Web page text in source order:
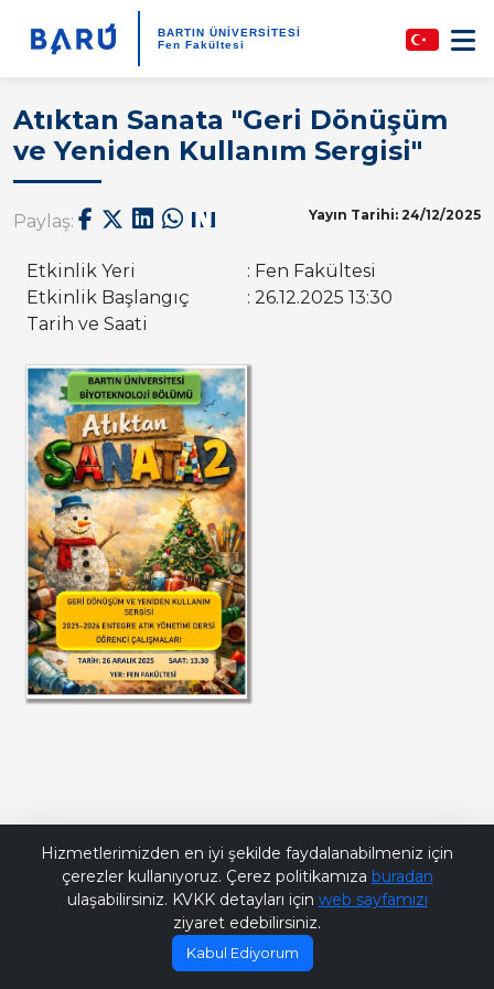
BARTIN ÜNİVERSİTESİ
Fen Fakültesi
Atıktan Sanata "Geri Dönüşüm
ve Yeniden Kullanım Sergisi"
Paylaş: Yayın Tarihi: 24/12/2025
Etkinlik Yeri
: Fen Fakültesi
Etkinlik Başlangıç
Tarih ve Saati
: 26.12.2025 13:30
Hizmetlerimizden en iyi şekilde faydalanabilmeniz için
çerezler kullanıyoruz. Çerez politikamıza buradan
ulaşabilirsiniz. KVKK detayları için web sayfamızı
ziyaret edebilirsiniz.
Kabul Ediyorum
Bana Soru Sor | Ask Me